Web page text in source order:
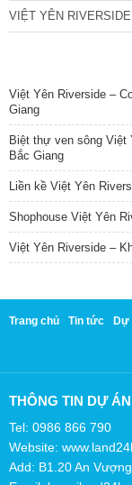
VIỆT YÊN
Việt Yên Riverside –
Giang
Biệt thự ven sông
Bắc Giang
Liền kề Việt Yên
Shophouse Việt Yên
Việt Yên Riverside –
Trang chủ Tin tức Dự
THÔNG TIN DỰ
Tel: 0986 866 790
Website:
Add: B1.20 An